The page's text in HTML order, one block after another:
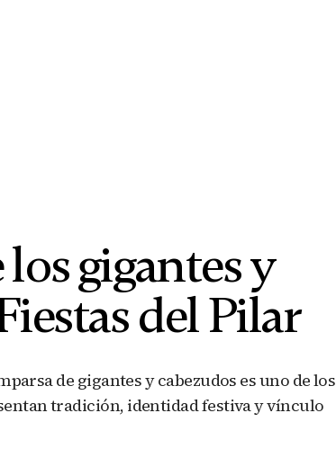
gigantes y
del Pilar
de gigantes y cabezudos es uno de los
tradición, identidad festiva y vínculo